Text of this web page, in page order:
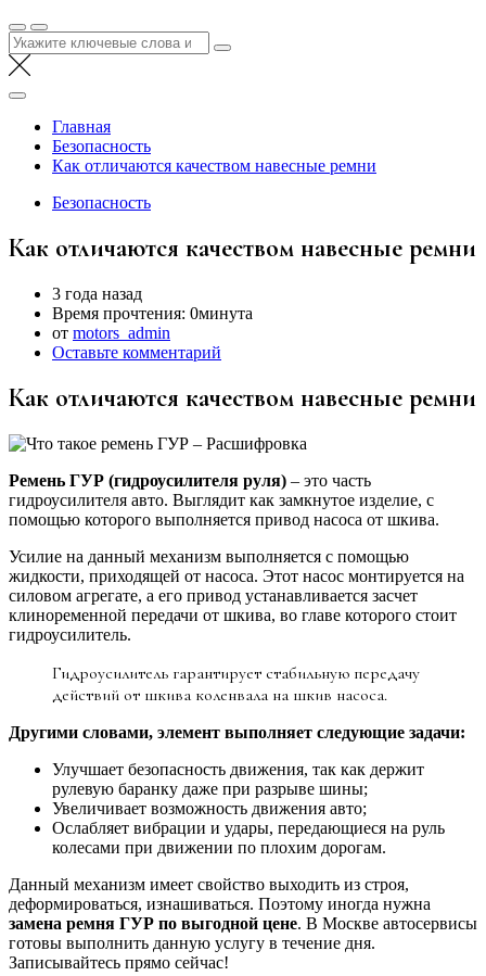
Найти:
Главная
Безопасность
Как отличаются качеством навесные ремни
Безопасность
Как отличаются качеством навесные ремни
3 года назад
Время прочтения: 0минута
от motors_admin
Оставьте комментарий
Как отличаются качеством навесные ремни
Ремень ГУР (гидроусилителя руля) – это часть
гидроусилителя авто. Выглядит как замкнутое изделие, с
помощью которого выполняется привод насоса от шкива.
Усилие на данный механизм выполняется с помощью
жидкости, приходящей от насоса. Этот насос монтируется на
силовом агрегате, а его привод устанавливается засчет
клиноременной передачи от шкива, во главе которого стоит
гидроусилитель.
Гидроусилитель гарантирует стабильную передачу
действий от шкива коленвала на шкив насоса.
Другими словами, элемент выполняет следующие задачи:
Улучшает безопасность движения, так как держит
рулевую баранку даже при разрыве шины;
Увеличивает возможность движения авто;
Ослабляет вибрации и удары, передающиеся на руль
колесами при движении по плохим дорогам.
Данный механизм имеет свойство выходить из строя,
деформироваться, изнашиваться. Поэтому иногда нужна
замена ремня ГУР по выгодной цене. В Москве автосервисы
готовы выполнить данную услугу в течение дня.
Записывайтесь прямо сейчас!